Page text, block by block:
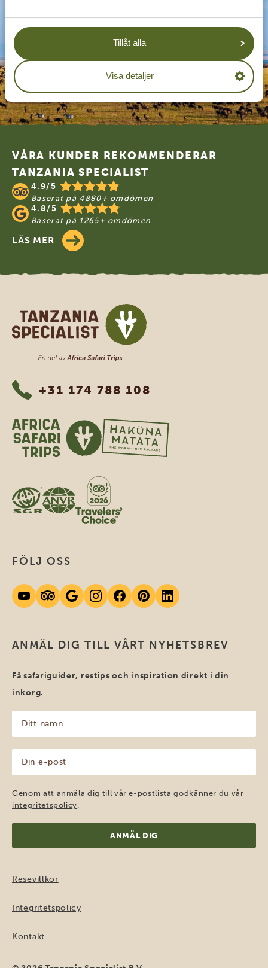
Tillåt alla
Visa detaljer
Footer
VÅRA KUNDER REKOMMENDERAR
TANZANIA SPECIALIST
4.9/5
Baserat på 4880+ omdömen
4.8/5
Baserat på 1265+ omdömen
LÄS MER
Tanzania Specialist
+31 174 788 108
ANMÄL DIG TILL VÅRT NYHETSBREV
Få safariguider, restips och inspiration direkt i din
inkorg.
namn
(Obligatoriskt)
post
(Obligatoriskt)
Genom att anmäla dig till vår e-postlista godkänner du vår
integritetspolicy
FÖLJ OSS
Resevillkor
Integritetspolicy
Kontakt